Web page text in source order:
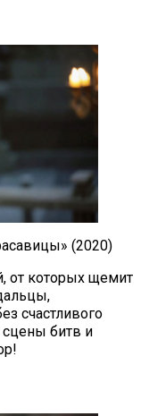
(2020)
от которых щемит
счастливого
битв и